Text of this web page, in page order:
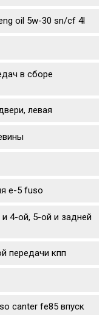
oil 5w-30 sn/cf 4l
в сборе
левая
е-5 fuso
4-ой, 5-ой и задней
передачи кпп
canter fe85 впуск